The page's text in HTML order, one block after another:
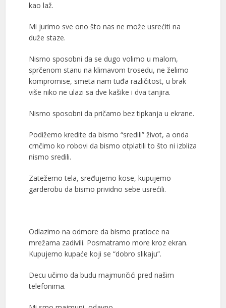
kao laž.
Mi jurimo sve ono što nas ne može usrećiti na
duže staze.
Nismo sposobni da se dugo volimo u malom,
sprčenom stanu na klimavom trosedu, ne želimo
kompromise, smeta nam tuđa različitost, u brak
više niko ne ulazi sa dve kašike i dva tanjira.
Nismo sposobni da pričamo bez tipkanja u ekrane.
Podižemo kredite da bismo “sredili” život, a onda
crnčimo ko robovi da bismo otplatili to što ni izbliza
nismo sredili.
Zatežemo tela, sređujemo kose, kupujemo
garderobu da bismo prividno sebe usrećili.
Odlazimo na odmore da bismo pratioce na
mrežama zadivili. Posmatramo more kroz ekran.
Kupujemo kupaće koji se “dobro slikaju”.
Decu učimo da budu majmunčići pred našim
telefonima.